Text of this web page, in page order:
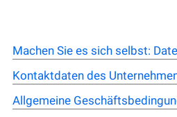
Machen Sie es sich selbst:
Kontaktdaten des
Allgemeine